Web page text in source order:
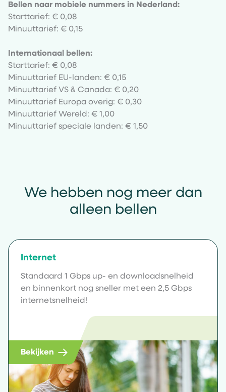
Bellen naar mobiele nummers in Nederland:
Starttarief: € 0,08
Minuuttarief: € 0,15
Internationaal bellen:
Starttarief: € 0,08
Minuuttarief EU-landen: € 0,15
Minuuttarief VS & Canada: € 0,20
Minuuttarief Europa overig: € 0,30
Minuuttarief Wereld: € 1,00
Minuuttarief speciale landen: € 1,50
We hebben nog meer dan
alleen bellen
Internet
Standaard 1 Gbps up- en downloadsnelheid
en binnenkort nog sneller met een 2,5 Gbps
internetsnelheid!
Bekijken